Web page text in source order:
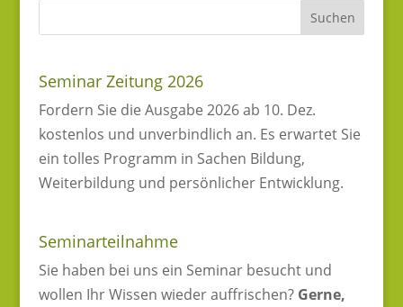
Seminar Zeitung 2026
Fordern Sie die Ausgabe 2026 ab 10. Dez.
kostenlos und unverbindlich an. Es erwartet Sie
ein tolles Programm in Sachen Bildung,
Weiterbildung und persönlicher Entwicklung.
Seminarteilnahme
Sie haben bei uns ein Seminar besucht und
wollen Ihr Wissen wieder auffrischen? Gerne,